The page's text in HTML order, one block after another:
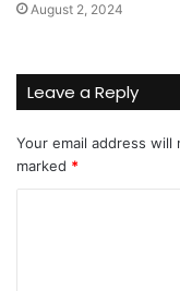
August 2, 2024
Leave a Reply
Your email address will
marked *